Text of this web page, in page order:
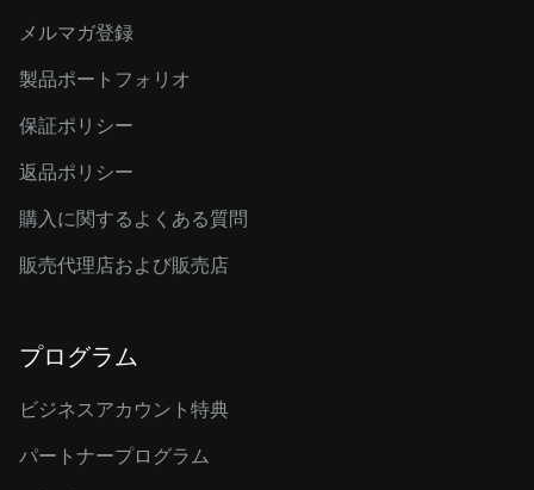
メルマガ登録
製品ポートフォリオ
保証ポリシー
返品ポリシー
購入に関するよくある質問
販売代理店および販売店
プログラム
ビジネスアカウント特典
パートナープログラム